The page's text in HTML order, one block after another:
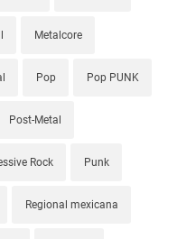
Metalcore
Pop Pop PUNK
Post-Metal
Rock Punk
Regional mexicana